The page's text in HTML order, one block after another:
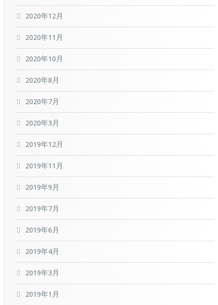
2020年12月
2020年11月
2020年10月
2020年8月
2020年7月
2020年3月
2019年12月
2019年11月
2019年9月
2019年7月
2019年6月
2019年4月
2019年3月
2019年1月